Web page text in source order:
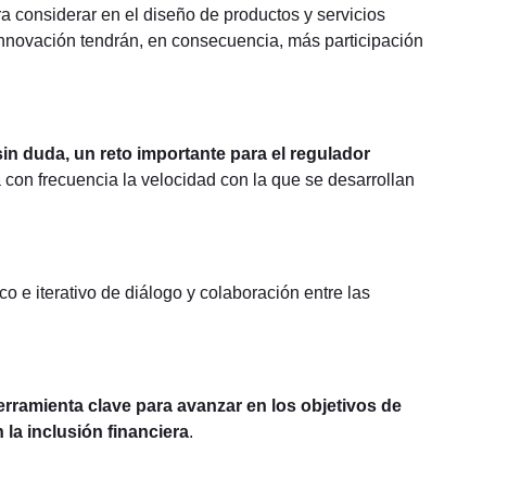
considerar en el diseño de productos y servicios
tendrán, en consecuencia, más participación
duda, un reto importante para el regulador
frecuencia la velocidad con la que se desarrollan
e iterativo de diálogo y colaboración entre las
clave para avanzar en los objetivos de
la inclusión financiera.